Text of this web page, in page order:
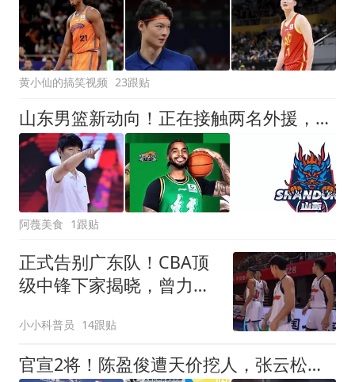
黄小仙的搞笑视频 23跟贴
山东男篮新动向！正在接触两名外援，大外援已经敲定，等待官宣
阿薎美食 1跟贴
正式告别广东队！CBA顶
级中锋下家揭晓，曾力压
小小科普员 14跟贴
官宣2将！陈盈俊遭天价挖人，张云松胸有成竹，超级豪阵只差2人！